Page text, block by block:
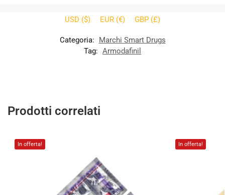
USD ($) EUR (€) GBP (£)
Categoria:
Marchi Smart Drugs
Tag: Armodafinil
Prodotti correlati
In offerta! In offerta!